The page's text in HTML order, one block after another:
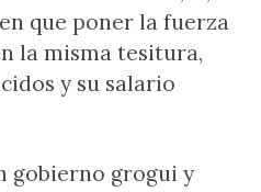
que poner la fuerza
la misma tesitura,
y su salario
gobierno grogui y